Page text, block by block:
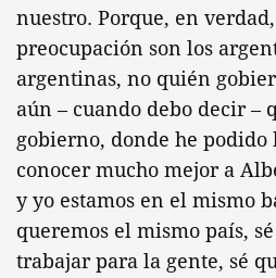
nuestro. Porque, en
preocupación son los
argentinas, no quién
aún – cuando debo decir –
gobierno, donde he podido
conocer mucho mejor a
y yo estamos en el mismo
queremos el mismo país,
trabajar para la gente, sé